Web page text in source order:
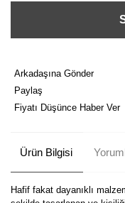
Arkadaşına Gönder
Paylaş
Fiyatı Düşünce Haber Ver
Ürün Bilgisi
Hafif fakat dayanıklı